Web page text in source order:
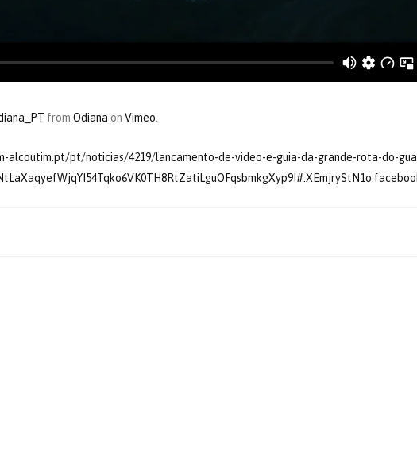
from Odiana on Vimeo.
alcoutim.pt/pt/noticias/4219/lancamento-de-video-e-guia-da-grande-rota-do-